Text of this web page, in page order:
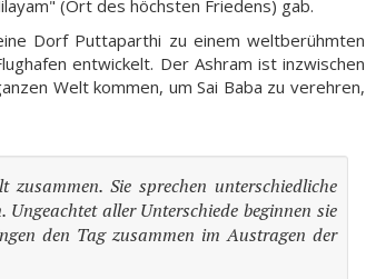
(Ort des höchsten Friedens) gab.
Dorf Puttaparthi zu einem weltberühmten
entwickelt. Der Ashram ist inzwischen
Welt kommen, um Sai Baba zu verehren,
Sie sprechen unterschiedliche
aller Unterschiede beginnen sie
den Tag zusammen im Austragen der